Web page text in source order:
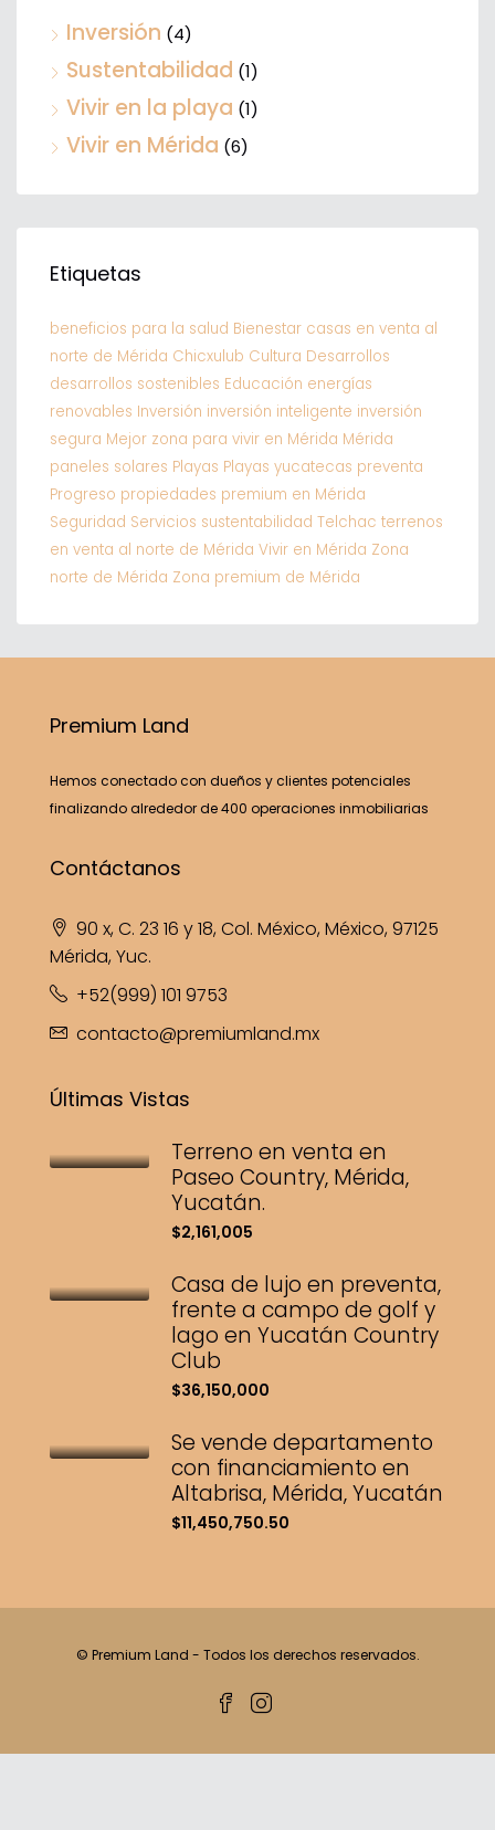
Inversión (4)
Sustentabilidad (1)
Vivir en la playa (1)
Vivir en Mérida (6)
Etiquetas
beneficios para la salud Bienestar casas en venta al
norte de Mérida Chicxulub Cultura Desarrollos
desarrollos sostenibles Educación energías
renovables Inversión inversión inteligente inversión
segura Mejor zona para vivir en Mérida Mérida
paneles solares Playas Playas yucatecas preventa
Progreso propiedades premium en Mérida
Seguridad Servicios sustentabilidad Telchac terrenos
en venta al norte de Mérida Vivir en Mérida Zona
norte de Mérida Zona premium de Mérida
Premium Land
Hemos conectado con dueños y clientes potenciales
finalizando alrededor de 400 operaciones inmobiliarias
Contáctanos
90 x, C. 23 16 y 18, Col. México, México, 97125
Mérida, Yuc.
+52(999) 101 9753
contacto@premiumland.mx
Últimas Vistas
Terreno en venta en
Paseo Country, Mérida,
Yucatán.
$2,161,005
Casa de lujo en preventa,
frente a campo de golf y
lago en Yucatán Country
Club
$36,150,000
Se vende departamento
con financiamiento en
Altabrisa, Mérida, Yucatán
$11,450,750.50
© Premium Land - Todos los derechos reservados.